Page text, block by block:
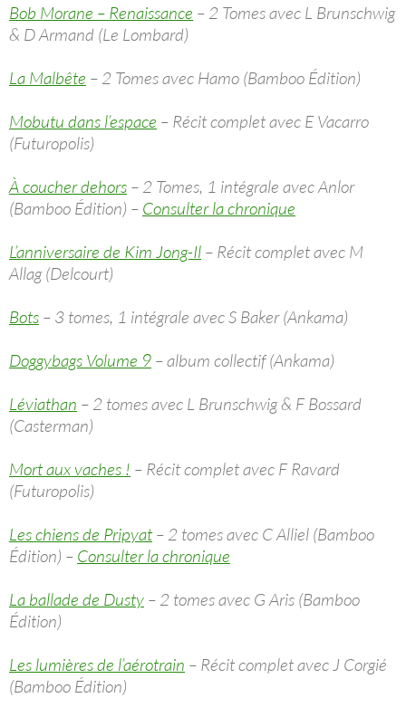
Bob Morane – Renaissance – 2 Tomes avec L Brunschwig
& D Armand (Le Lombard)
La Malbête – 2 Tomes avec Hamo (Bamboo Édition)
Mobutu dans l’espace – Récit complet avec E Vacarro
(Futuropolis)
À coucher dehors – 2 Tomes, 1 intégrale avec Anlor
(Bamboo Édition) – Consulter la chronique
L’anniversaire de Kim Jong-Il – Récit complet avec M
Allag (Delcourt)
Bots – 3 tomes, 1 intégrale avec S Baker (Ankama)
Doggybags Volume 9 – album collectif (Ankama)
Léviathan – 2 tomes avec L Brunschwig & F Bossard
(Casterman)
Mort aux vaches ! – Récit complet avec F Ravard
(Futuropolis)
Les chiens de Pripyat– 2 tomes avec C Alliel (Bamboo
Édition) – Consulter la chronique
La ballade de Dusty – 2 tomes avec G Aris (Bamboo
Édition)
Les lumières de l’aérotrain – Récit complet avec J Corgié
(Bamboo Édition)